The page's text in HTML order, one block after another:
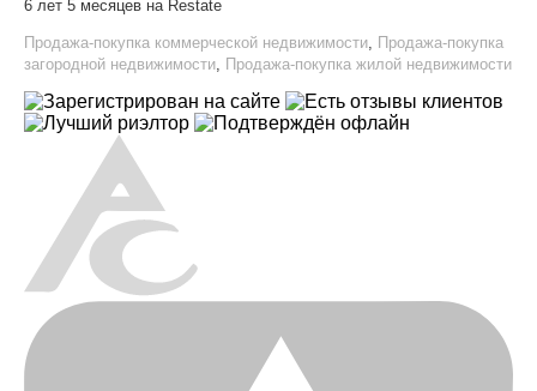
6 лет 5 месяцев на Restate
Продажа-покупка коммерческой недвижимости, Продажа-покупка
загородной недвижимости, Продажа-покупка жилой недвижимости